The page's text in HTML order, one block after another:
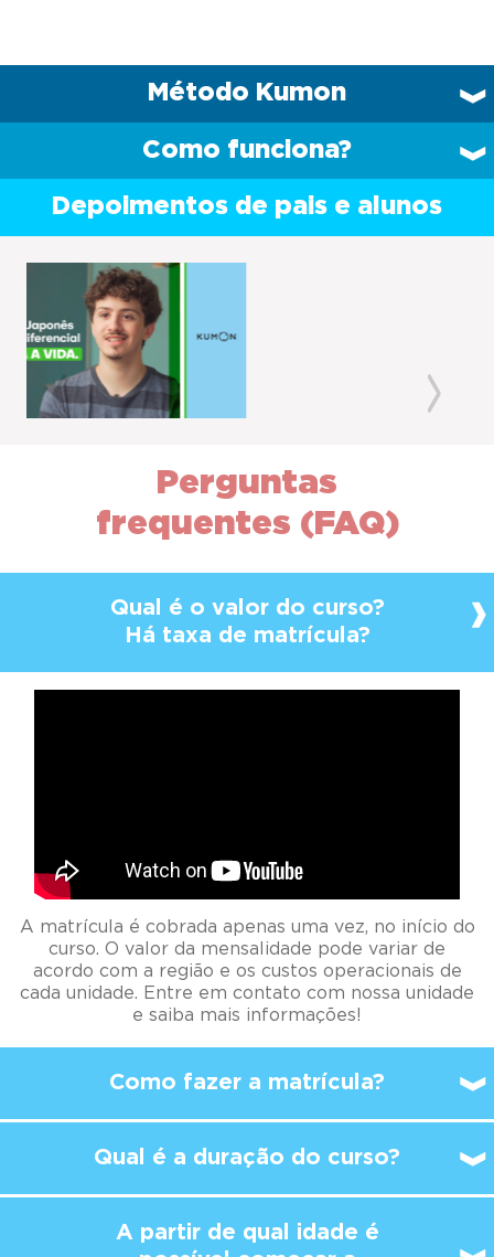
Método Kumon
Como funciona?
Depoimentos de pais e alunos
Previous
Perguntas
frequentes (FAQ)
Qual é o valor do curso?
Há taxa de matrícula?
A matrícula é cobrada apenas uma vez, no início do
curso. O valor da mensalidade pode variar de
acordo com a região e os custos operacionais de
cada unidade. Entre em contato com nossa unidade
e saiba mais informações!
Como fazer a matrícula?
Qual é a duração do curso?
A partir de qual idade é